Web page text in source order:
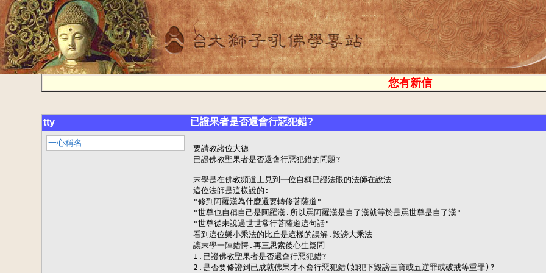
您有新信
tty 已證果者是否還會行惡犯錯?
一心稱名
要請教諸位大德
已證佛教聖果者是否還會行惡犯錯的問題?
末學是在佛教頻道上見到一位自稱已證法眼的法師在說法
這位法師是這樣說的:
"修到阿羅漢為什麼還要轉修菩薩道"
"世尊也自稱自己是阿羅漢.所以罵阿羅漢是自了漢就等於是罵世尊是自了漢"
"世尊從未說過世世常行菩薩道這句話"
看到這位樂小乘法的比丘是這樣的誤解.毀謗大乘法
讓末學一陣錯愕.再三思索後心生疑問
1.已證佛教聖果者是否還會行惡犯錯?
2.是否要修證到已成就佛果才不會行惡犯錯(如犯下毀謗三寶或五逆罪或破戒等重罪)?